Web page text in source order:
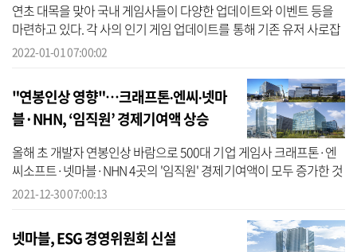
연초 대목을 맞아 국내 게임사들이 다양한 업데이트와 이벤트 등을
마련하고 있다. 각 사의 인기 게임 업데이트를 통해 기존 유저 사로잡
기는 물론 신규유저를 유치하려는 의도로 분석된다. 1일 업계에 따르
2022-01-01 07:00:02
"연봉인상 영향"…크래프톤∙엔씨∙넷마
블·NHN, ‘임직원’ 경제기여액 상승
올해 초 개발자 연봉인상 바람으로 500대 기업 게임사 크래프톤·엔
씨소프트·넷마블·NHN 4곳의 '임직원' 경제기여액이 모두 증가한 것
으로 나타났다. 30일 기업데이터연구소 CEO스코어가 2021년 지정
2021-12-30 07:00:13
넷마블, ESG 경영위원회 신설